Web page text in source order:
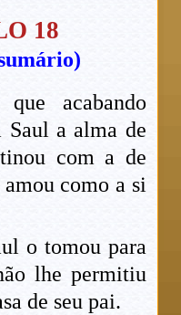
18
acabando
a alma de
com a de
como a si
o tomou para
lhe permitiu
de seu pai.